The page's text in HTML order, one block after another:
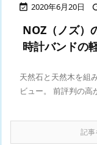
 2020年6月20日
NOZ（ノズ）
時計バンドの
天然石と天然木を組
ビュー。 前評判の高
記事